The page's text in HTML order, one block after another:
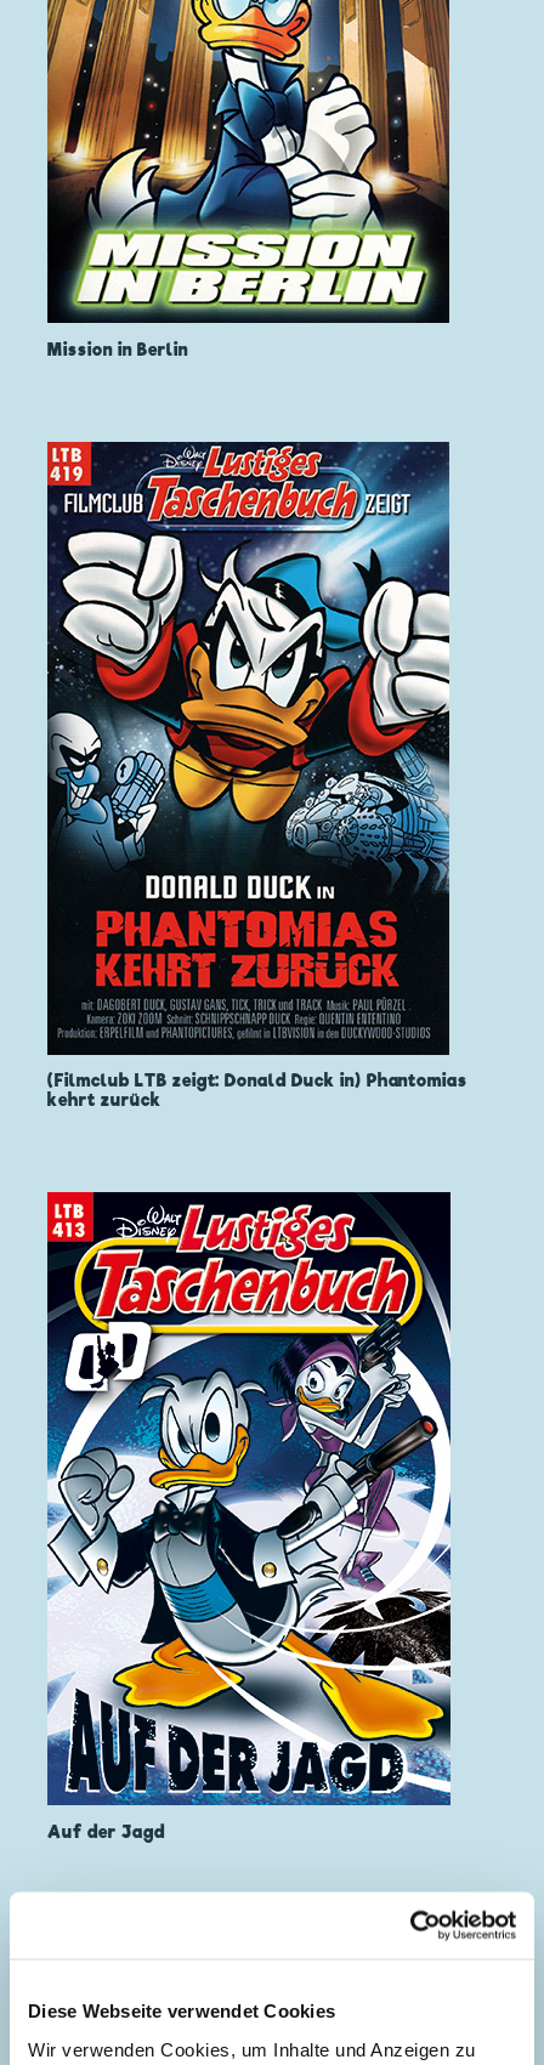
Diese Webseite verwendet Cookies
Wir verwenden Cookies, um Inhalte und Anzeigen zu
Mission in Berlin
(Filmclub LTB zeigt: Donald Duck in) Phantomias
kehrt zurück
Auf der Jagd